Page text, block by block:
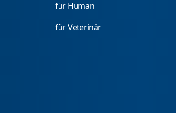
für Human
für Veterinär